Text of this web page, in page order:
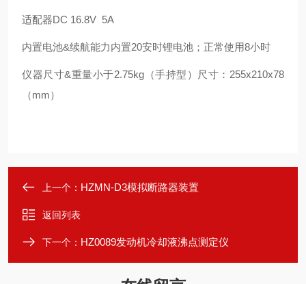
适配器DC 16.8V 5A
内置电池&续航能力内置20安时锂电池；正常使用8小时
仪器尺寸&重量小于2.75kg（手持型）尺寸：255x210x78
（mm）
上一个： HZMN-D3模拟断路器装置
返回列表
下一个： HZ0089发动机冷却液沸点测定仪